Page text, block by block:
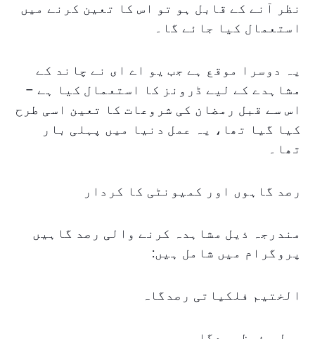
نظر آنے کے قابل ہو تو اس کا تعین کرنے میں
استعمال کیا جائے گا۔
یہ دوسرا موقع ہے جب یو اے ای نے چاند کے
مشاہدے کے لیے ڈرونز کا استعمال کیا ہے –
اس سے قبل رمضان کی شروعات کا تعین اسی طرح
کیا گیا تھا، یہ عمل دنیا میں پہلی بار
تھا۔
رصد گاہوں اور کمیونٹی کا کردار
مندرجہ ذیل مشاہدہ کرنے والی رصد گاہیں
پروگرام میں شامل ہیں:
الختیم فلکیاتی رصدگاہ